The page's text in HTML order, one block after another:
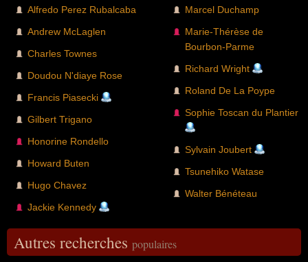
Alfredo Perez Rubalcaba
Andrew McLaglen
Charles Townes
Doudou N'diaye Rose
Francis Piasecki
Gilbert Trigano
Honorine Rondello
Howard Buten
Hugo Chavez
Jackie Kennedy
Marcel Duchamp
Marie-Thérèse de
Bourbon-Parme
Richard Wright
Roland De La Poype
Sophie Toscan du Plantier
Sylvain Joubert
Tsunehiko Watase
Walter Bénéteau
Autres recherches populaires